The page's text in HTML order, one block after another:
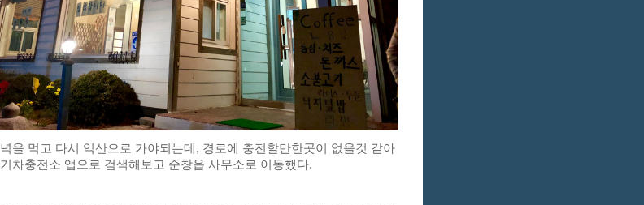
을 먹고 다시 익산으로 가야되는데, 경로에 충전할만한곳이 없을것 같아
차충전소 앱으로 검색해보고 순창읍 사무소로 이동했다.